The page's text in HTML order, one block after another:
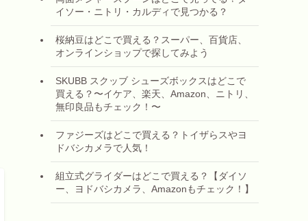
イソー・ニトリ・カルディで見つかる？
桜納豆はどこで買える？スーパー、百貨店、
オンラインショップで探してみよう
SKUBB スクッブ シューズボックスはどこで
買える？〜イケア、楽天、Amazon、ニトリ、
無印良品もチェック！〜
ファジーズはどこで買える？トイザらスやヨ
ドバシカメラで人気！
組立式グライダーはどこで買える？【ダイソ
ー、ヨドバシカメラ、Amazonもチェック！】